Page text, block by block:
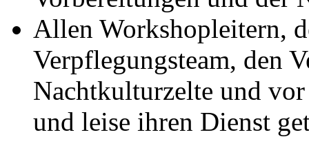
Allen Workshopleitern,
Verpflegungsteam, den
Nachtkulturzelte und
und leise ihren Dienst